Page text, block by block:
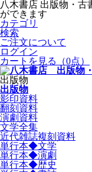
八木書店 出版物・古
ができます
カテゴリ
検索
ご注文について
ログイン
カートを見る
（0点）
出版物
出版物
影印資料
翻刻資料
演劇資料
文学全集
近代雑誌複刻資料
単行本◆文学
単行本◆演劇
単行本◆歴史